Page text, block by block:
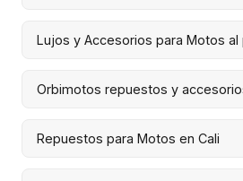
Lujos y Accesorios para Motos al
Orbimotos repuestos y
Repuestos para Motos en Cali